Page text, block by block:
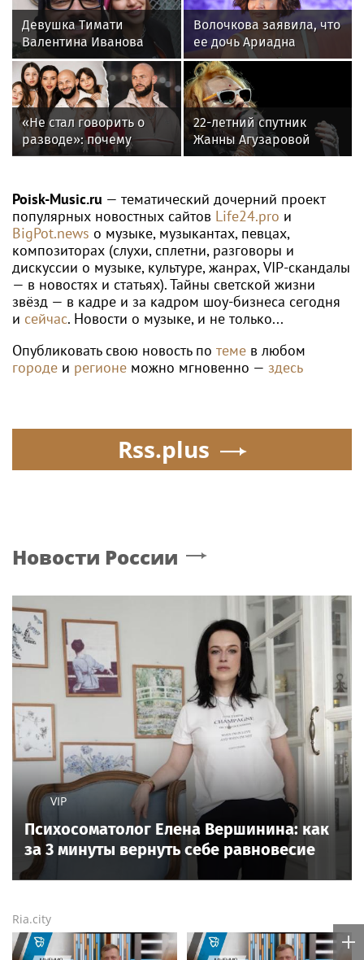
Девушка Тимати
Валентина Иванова
снялась с годовалой
дочерью в парной
фотосессии
Волочкова заявила, что
ее дочь Ариадна
«совершила глупость»,
взяв фамилию мужа
«Не стал говорить о
разводе»: почему
Джиган после
неожиданно сделал
главным своих детей
22-летний спутник
Жанны Агузаровой
опроверг роман с
Poisk-Music.ru — тематический дочерний проект
популярных новостных сайтов Life24.pro и
BigPot.news о музыке, музыкантах, певцах,
композиторах (слухи, сплетни, разговоры и
дискуссии о музыке, культуре, жанрах, VIP-скандалы
— в новостях и статьях). Тайны светской жизни
звёзд — в кадре и за кадром шоу-бизнеса сегодня
и сейчас. Новости о музыке, и не только...
Опубликовать свою новость по теме в любом
городе и регионе можно мгновенно — здесь
Rss.plus
Новости России
VIP
Психосоматолог Елена Вершинина: как
за 3 минуты вернуть себе равновесие
Ria.city